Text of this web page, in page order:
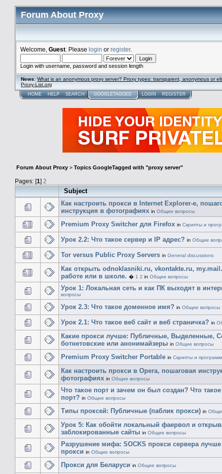
Forum About Proxy
Welcome, Guest . Please login or register.
Login with username, password and session length
News: What is an anonymous proxy server? Proxy types: transparent, anonymous or
Proxy-List.org
HOME HELP SEARCH GOOGLETAGGED LOGIN REGISTER
Forum About Proxy > Topics GoogleTagged with "proxy server"
Pages: [1] 2
Subject
Как настроить прокси в Internet Explorer-е,
инструкция в фотографиях in Общие вопросы
Premium Proxy Switcher для Firefox in Скрипты и
Урок 2.2: Что такое сервер и IP адрес? in Общие
Tor versus Public Proxy Servers in General discussions
Как открыть odnoklasniki.ru, vkontakte.ru,
работе или в школе. � 1 2 in Общие вопросы
Урок 1: Локальная сеть и как ПК выходят в
вопросы
Урок 2.3: Что такое доменное имя? in Общие вопросы
Урок 2.1: Что такое веб сайт и веб страничка? in
Какие прокси лучше: Публичные, Выделенные,
ботнетовские или анонимайзеры in Общие вопросы
Premium Proxy Switcher Portable in Скрипты и
Как настроить прокси в Opera, пошаговая
фотографиях in Общие вопросы
Что такое порт и зачем он был создан? Что
порт? in Общие вопросы
Типы проксей: Публичные (паблик прокси) in
Урок 5: Как обойти локальный фаервол и
заблокированные сайты in Общие вопросы
Разрушение мифа: SOCKS прокси сервера
прокси in Общие вопросы
Прокси для Беларуси in Общие вопросы